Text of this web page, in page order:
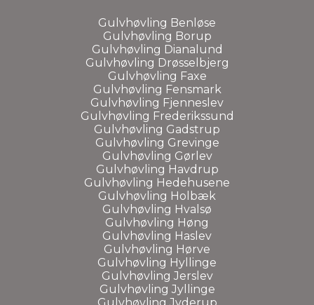
Gulvhøvling Benløse
Gulvhøvling Borup
Gulvhøvling Dianalund
Gulvhøvling Drøsselbjerg
Gulvhøvling Faxe
Gulvhøvling Fensmark
Gulvhøvling Fjenneslev
Gulvhøvling Frederikssund
Gulvhøvling Gadstrup
Gulvhøvling Grevinge
Gulvhøvling Gørlev
Gulvhøvling Havdrup
Gulvhøvling Hedehusene
Gulvhøvling Holbæk
Gulvhøvling Hvalsø
Gulvhøvling Høng
Gulvhøvling Haslev
Gulvhøvling Hørve
Gulvhøvling Hyllinge
Gulvhøvling Jerslev
Gulvhøvling Jyllinge
Gulvhøvling Jyderup